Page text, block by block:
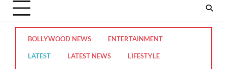
BOLLYWOOD NEWS ENTERTAINMENT
LATEST LATEST NEWS LIFESTYLE